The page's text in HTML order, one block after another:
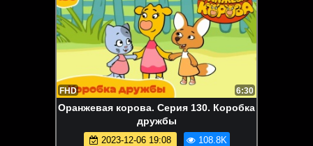
FHD 6:30
Оранжевая корова. Серия 130. Коробка
дружбы
2023-12-06 19:08 108.8K